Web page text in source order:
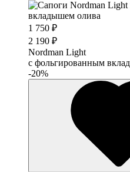
1 750 ₽
2 190 ₽
Nordman Light
c фольгированным
-20%